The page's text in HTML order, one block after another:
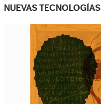
NUEVAS TECNOLOGÍAS